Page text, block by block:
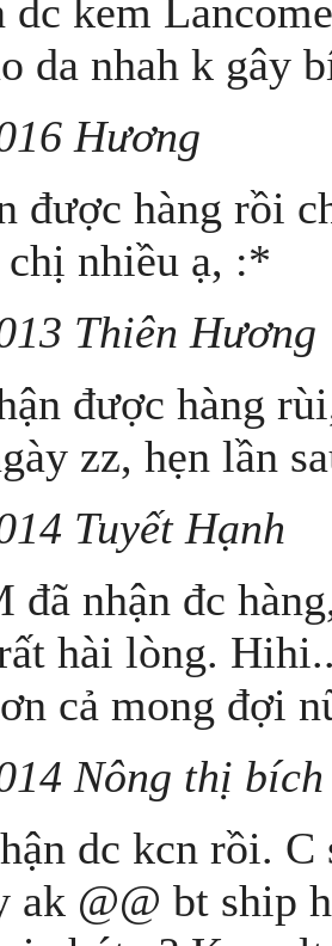
dc kem
da nhah k gây
Hương
được hàng rồi
chị nhiều ạ, :*
Thiên Hương
được hàng
zz, hẹn lần
Tuyết Hạnh
đã nhận đc
hài lòng.
cả mong đợi
Nông thị bích
dc kcn rồi. C
ak @@ bt ship